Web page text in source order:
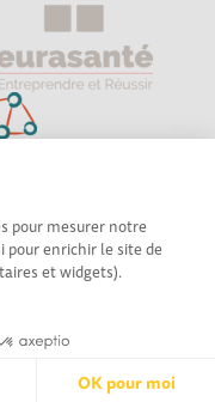
pour mesurer notre
pour enrichir le site de
et widgets).
OK pour moi
: Echosciences
amateurs de